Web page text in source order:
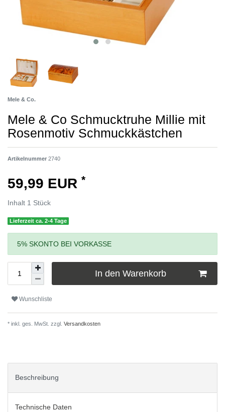
Mele & Co.
Mele & Co Schmucktruhe Millie mit
Rosenmotiv Schmuckkästchen
Artikelnummer 2740
59,99 EUR *
Inhalt 1 Stück
Lieferzeit ca. 2-4 Tage
5% SKONTO BEI VORKASSE
In den Warenkorb
Wunschliste
* inkl. ges. MwSt. zzgl. Versandkosten
Beschreibung
Technische Daten